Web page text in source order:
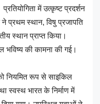
में उत्कृष्ट प्रदर्शन
प्रथम स्थान, विषु प्रजापति
स्थान प्राप्त किया।
की कामना की गई।
नियमित रूप से साइकिल
स्वस्थ भारत के निर्माण में